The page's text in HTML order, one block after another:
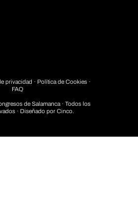
privacidad · Política de Cookies ·
FAQ
de Salamanca · Todos los
· Diseñado por Cinco.